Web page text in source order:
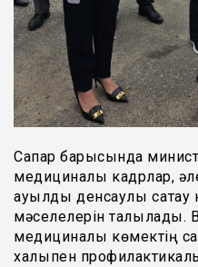
Сапар барысында
медициналық кадрлар,
ауылдық денсаулық
мәселелерін
медициналық көмектің
халықпен